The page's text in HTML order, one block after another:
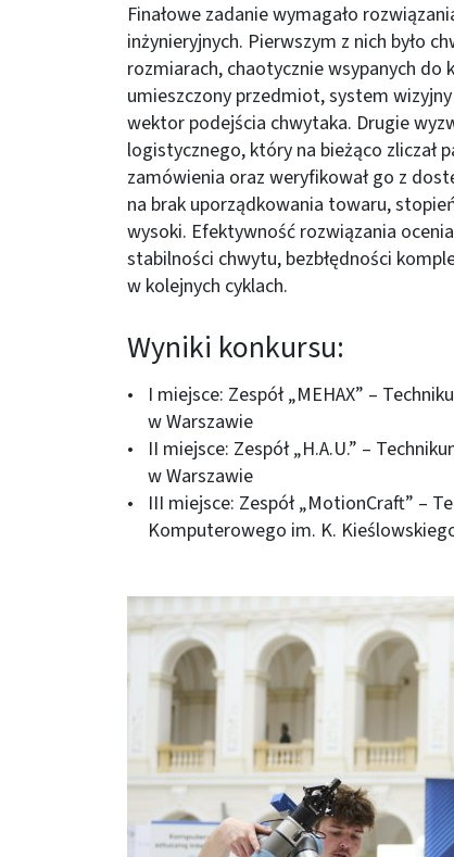
Finałowe zadanie wymagało
inżynieryjnych. Pierwszym z nich było
rozmiarach, chaotycznie wsypanych
umieszczony przedmiot, system
wektor podejścia chwytaka. Drugie
logistycznego, który na bieżąco zliczał
zamówienia oraz weryfikował go z
na brak uporządkowania towaru,
wysoki. Efektywność rozwiązania
stabilności chwytu, bezbłędności
w kolejnych cyklach.
Wyniki konkursu:
I miejsce: Zespół „MEHAX” –
w Warszawie
II miejsce: Zespół „H.A.U.” –
w Warszawie
III miejsce: Zespół „MotionCraft” –
Komputerowego im. K.